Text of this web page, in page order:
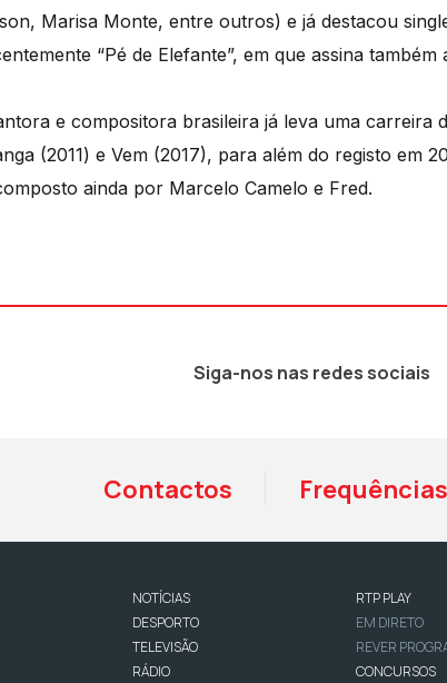
Marisa Monte, entre outros) e já destacou
“Pé de Elefante”, em que assina também
e compositora brasileira já leva uma carreira
(2011) e Vem (2017), para além do registo em
ainda por Marcelo Camelo e Fred.
Siga-nos nas redes sociais
Contactos Frequências
NOTÍCIAS
DESPORTO
TELEVISÃO
RÁDIO
RTP PLAY
EM DIRETO
REVER
CONCURSOS